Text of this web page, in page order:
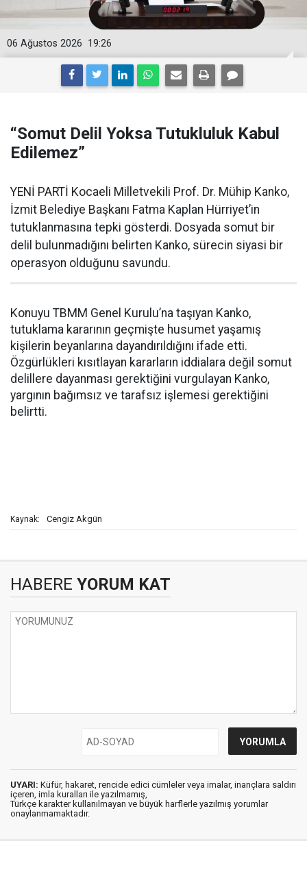
19:26
06 Ağustos 2026
“Somut Delil Yoksa Tutukluluk Kabul
Edilemez”
YENİ PARTİ Kocaeli Milletvekili Prof. Dr. Mühip Kanko,
İzmit Belediye Başkanı Fatma Kaplan Hürriyet’in
tutuklanmasına tepki gösterdi. Dosyada somut bir
delil bulunmadığını belirten Kanko, sürecin siyasi bir
operasyon olduğunu savundu.
Konuyu TBMM Genel Kurulu’na taşıyan Kanko,
tutuklama kararının geçmişte husumet yaşamış
kişilerin beyanlarına dayandırıldığını ifade etti.
Özgürlükleri kısıtlayan kararların iddialara değil somut
delillere dayanması gerektiğini vurgulayan Kanko,
yargının bağımsız ve tarafsız işlemesi gerektiğini
belirtti.
Kaynak: Cengiz Akgün
HABERE YORUM KAT
UYARI: Küfür, hakaret, rencide edici cümleler veya imalar, inançlara saldırı
içeren, imla kuralları ile yazılmamış,
Türkçe karakter kullanılmayan ve büyük harflerle yazılmış yorumlar
onaylanmamaktadır.